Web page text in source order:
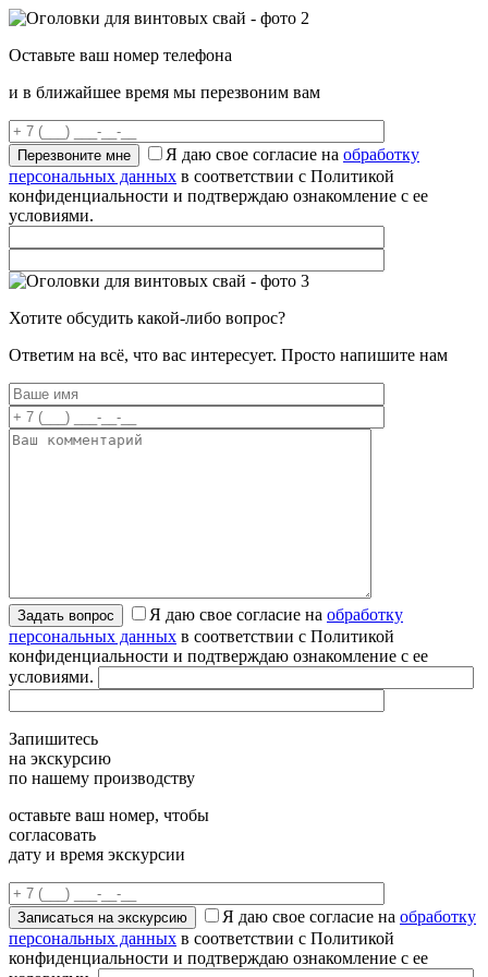
Оставьте ваш номер телефона
и в ближайшее время мы перезвоним вам
Я даю свое согласие на обработку
персональных данных в соответствии с Политикой
конфиденциальности и подтверждаю ознакомление с ее
условиями.
Хотите обсудить какой-либо вопрос?
Ответим на всё, что вас интересует. Просто напишите нам
Я даю свое согласие на обработку
персональных данных в соответствии с Политикой
конфиденциальности и подтверждаю ознакомление с ее
условиями.
Запишитесь
на экскурсию
по нашему производству
оставьте ваш номер, чтобы
согласовать
дату и время экскурсии
Я даю свое согласие на обработку
персональных данных в соответствии с Политикой
конфиденциальности и подтверждаю ознакомление с ее